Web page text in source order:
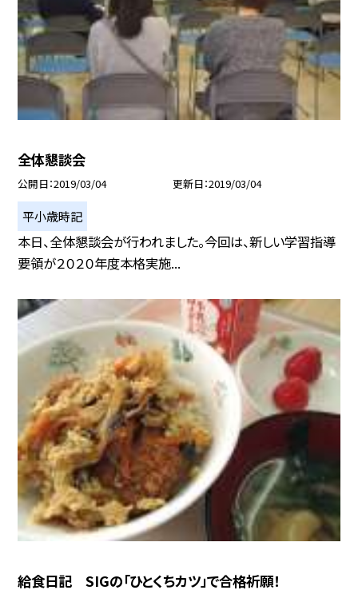
全体懇談会
公開日 2019/03/04 更新日 2019/03/04
平小歳時記
本日、全体懇談会が行われました。今回は、新しい学習指導
要領が２０２０年度本格実施...
給食日記 SIGの「ひとくちカツ」で合格祈願！